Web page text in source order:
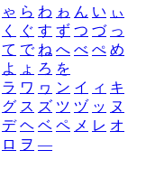
ゃ ら わ ゎ ん い ぃ
く ぐ す ず つ づ っ
て で ね へ べ ぺ め
よ ょ ろ を
ラ ワ ヮ ン イ ィ キ
グ ス ズ ツ ヅ ッ ヌ
デ ヘ ベ ペ メ レ オ
ロ ヲ ―